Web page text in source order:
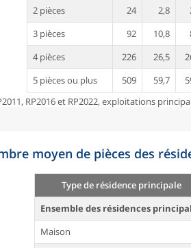
2 pièces
24 2,8
3 pièces
92 10,8
4 pièces
226 26,5
5 pièces ou plus
509 59,7
RP2016 et RP2022, exploitations
moyen de pièces des
Type de résidence principale
Ensemble des résidences
Maison